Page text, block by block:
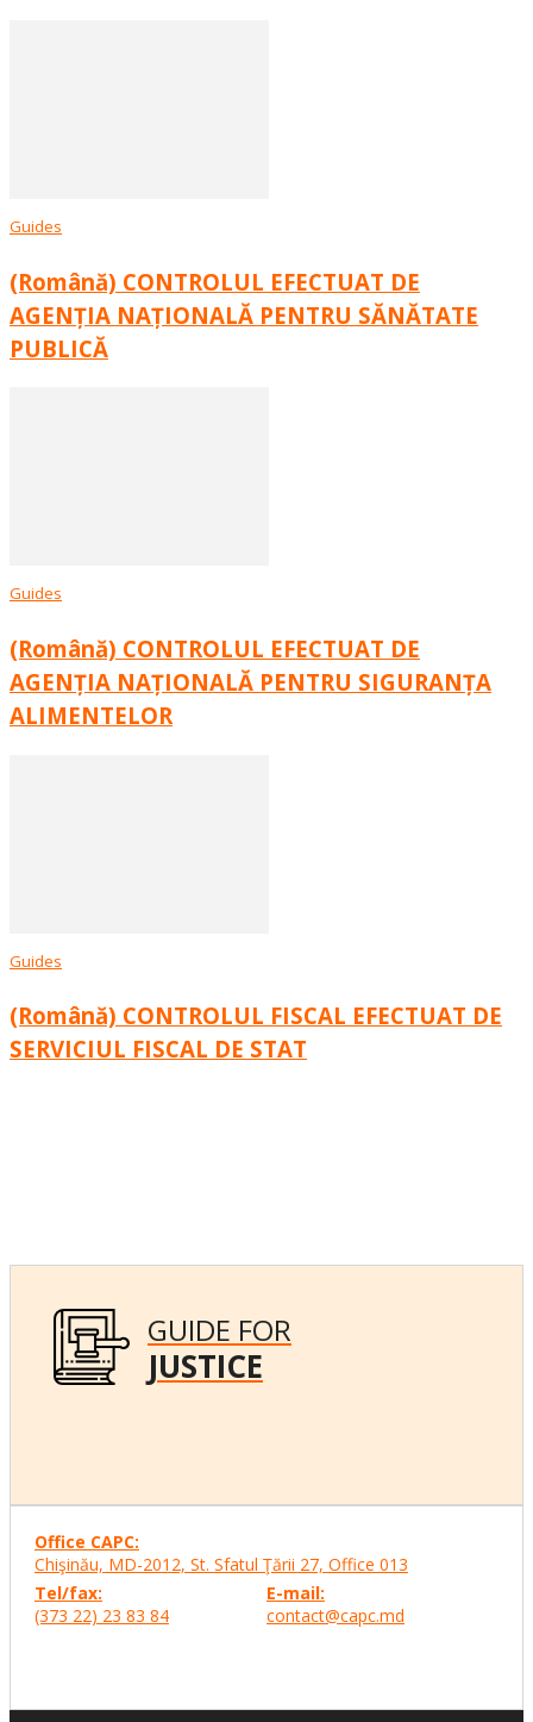
Guides
(Română) CONTROLUL EFECTUAT DE
AGENȚIA NAȚIONALĂ PENTRU SĂNĂTATE
PUBLICĂ
Guides
(Română) CONTROLUL EFECTUAT DE
AGENȚIA NAȚIONALĂ PENTRU SIGURANȚA
ALIMENTELOR
Guides
(Română) CONTROLUL FISCAL EFECTUAT DE
SERVICIUL FISCAL DE STAT
GUIDE FOR
JUSTICE
Office CAPC:
Chişinău, MD-2012, St. Sfatul Ţării 27, Office 013
Tel/fax:
(373 22) 23 83 84
E-mail:
contact@capc.md